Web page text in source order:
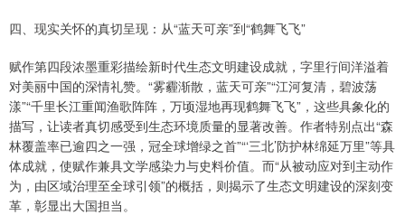
四、现实关怀的真切呈现：从“蓝天可亲”到“鹤舞飞飞”
赋作第四段浓墨重彩描绘新时代生态文明建设成就，字里行间洋溢着
对美丽中国的深情礼赞。“雾霾渐散，蓝天可亲”“江河复清，碧波荡
漾”“千里长江重闻渔歌阵阵，万顷湿地再现鹤舞飞飞”，这些具象化的
描写，让读者真切感受到生态环境质量的显著改善。作者特别点出“森
林覆盖率已逾四之一强，冠全球增绿之首”“‘三北’防护林绵延万里”等具
体成就，使赋作兼具文学感染力与史料价值。而“从被动应对到主动作
为，由区域治理至全球引领”的概括，则揭示了生态文明建设的深刻变
革，彰显出大国担当。